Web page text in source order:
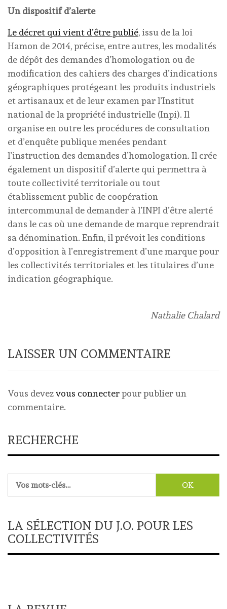
Un dispositif d’alerte
Le décret qui vient d’être publié, issu de la loi
Hamon de 2014, précise, entre autres, les modalités
de dépôt des demandes d’homologation ou de
modification des cahiers des charges d’indications
géographiques protégeant les produits industriels
et artisanaux et de leur examen par l’Institut
national de la propriété industrielle (Inpi). Il
organise en outre les procédures de consultation
et d’enquête publique menées pendant
l’instruction des demandes d’homologation. Il crée
également un dispositif d’alerte qui permettra à
toute collectivité territoriale ou tout
établissement public de coopération
intercommunal de demander à l’INPI d’être alerté
dans le cas où une demande de marque reprendrait
sa dénomination. Enfin, il prévoit les conditions
d’opposition à l’enregistrement d’une marque pour
les collectivités territoriales et les titulaires d’une
indication géographique.
Nathalie Chalard
LAISSER UN COMMENTAIRE
Vous devezvous connecterpour publier un
commentaire.
RECHERCHE
LA SÉLECTION DU J.O. POUR LES
COLLECTIVITÉS